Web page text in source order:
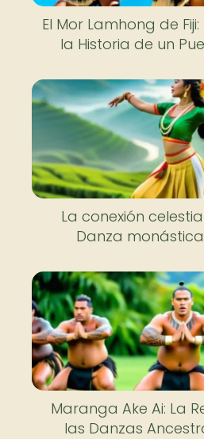
El Mor Lamhong de
la Historia de un
La conexión
Danza
Maranga Ake Ai: La
las Danzas